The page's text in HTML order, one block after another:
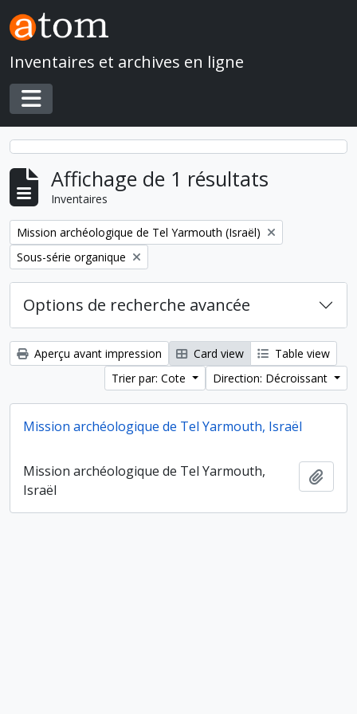
Skip to main content
Inventaires et archives en ligne
Toggle navigation
Affichage de 1 résultats
Inventaires
Remove filter:
Mission archéologique de Tel Yarmouth (Israël)
Remove filter:
Sous-série organique
Options de recherche avancée
Aperçu avant impression Card view
Table view
Trier par: Cote
Direction: Décroissant
Mission archéologique de Tel Yarmouth, Israël
Mission archéologique de Tel Yarmouth,
Israël